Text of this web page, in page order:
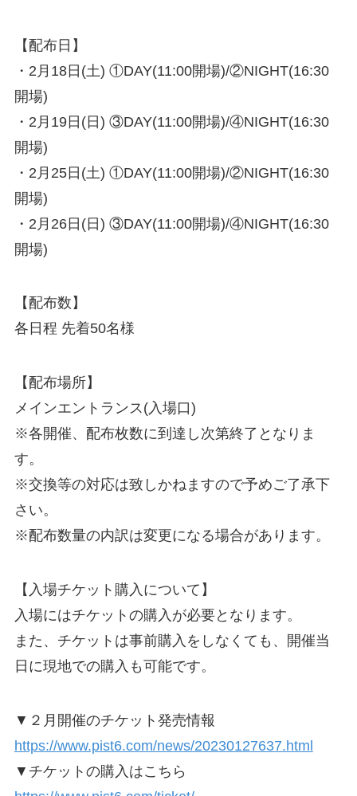
【配布日】
・2月18日(土) ①DAY(11:00開場)/②NIGHT(16:30
開場)
・2月19日(日) ③DAY(11:00開場)/④NIGHT(16:30
開場)
・2月25日(土) ①DAY(11:00開場)/②NIGHT(16:30
開場)
・2月26日(日) ③DAY(11:00開場)/④NIGHT(16:30
開場)
【配布数】
各日程 先着50名様
【配布場所】
メインエントランス(入場口)
※各開催、配布枚数に到達し次第終了となりま
す。
※交換等の対応は致しかねますので予めご了承下
さい。
※配布数量の内訳は変更になる場合があります。
【入場チケット購入について】
入場にはチケットの購入が必要となります。
また、チケットは事前購入をしなくても、開催当
日に現地での購入も可能です。
▼２月開催のチケット発売情報
https://www.pist6.com/news/20230127637.html
▼チケットの購入はこちら